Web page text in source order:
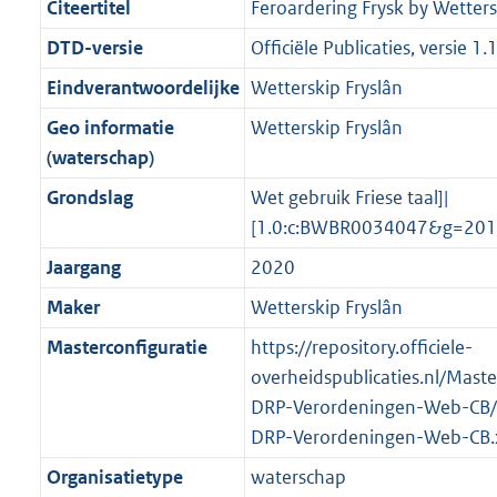
n
f
o
r
m
a
a
K
b
i
n
o
r
m
a
K
b
e
i
n
f
o
r
m
t
K
b
i
e
n
f
o
r
a
t
2
8
b
r
o
o
t
e
2
K
b
g
r
o
o
t
e
:
K
b
Citeertitel
Feroardering Frysk by
DTD-versie
Officiële Publicaties, versie 1.1
Eindverantwoordelijke Wetterskip Fryslân
Geo informatie
(waterschap)
Wetterskip Fryslân
Grondslag
Wet gebruik Friese taal]|
Jaargang
2020
Maker
Wetterskip Fryslân
Masterconfiguratie
https://repository.officiele-
overheidspublicaties.nl/
DRP-Verordeningen-Web-
DRP-Verordeningen-Web-
Organisatietype
waterschap